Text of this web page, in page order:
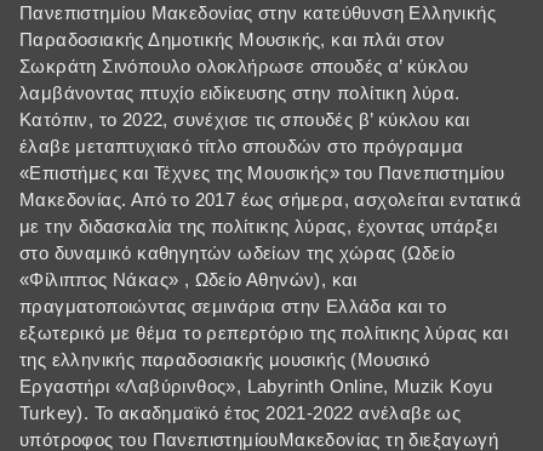
Πανεπιστημίου Μακεδονίας στην κατεύθυνση Ελληνικής
Παραδοσιακής Δημοτικής Μουσικής, και πλάι στον
Σωκράτη Σινόπουλο ολοκλήρωσε σπουδές α’ κύκλου
λαμβάνοντας πτυχίο ειδίκευσης στην πολίτικη λύρα.
Κατόπιν, το 2022, συνέχισε τις σπουδές β’ κύκλου και
έλαβε μεταπτυχιακό τίτλο σπουδών στο πρόγραμμα
«Επιστήμες και Τέχνες της Μουσικής» του Πανεπιστημίου
Μακεδονίας. Από το 2017 έως σήμερα, ασχολείται εντατικά
με την διδασκαλία της πολίτικης λύρας, έχοντας υπάρξει
στο δυναμικό καθηγητών ωδείων της χώρας (Ωδείο
«Φίλιππος Νάκας» , Ωδείο Αθηνών), και
πραγματοποιώντας σεμινάρια στην Ελλάδα και το
εξωτερικό με θέμα το ρεπερτόριο της πολίτικης λύρας και
της ελληνικής παραδοσιακής μουσικής (Μουσικό
Εργαστήρι «Λαβύρινθος», Labyrinth Online, Muzik Koyu
Turkey). Το ακαδημαϊκό έτος 2021-2022 ανέλαβε ως
υπότροφος του ΠανεπιστημίουΜακεδονίας τη διεξαγωγή